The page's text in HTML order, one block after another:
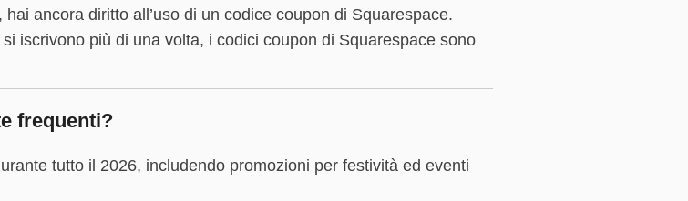
ancora diritto all’uso di un codice coupon di Squarespace.
iscrivono più di una volta, i codici coupon di Squarespace sono
frequenti?
tutto il 2026, includendo promozioni per festività ed eventi